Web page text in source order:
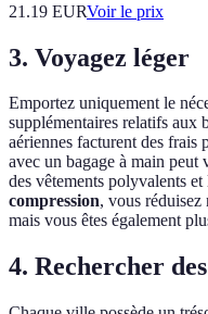
21.19 EURVoir le prix
3. Voyagez léger
Emportez uniquement le
supplémentaires relatifs aux
aériennes facturent des frais
avec un bagage à main peut
des vêtements polyvalents
compression, vous réduisez
mais vous êtes également
4. Rechercher